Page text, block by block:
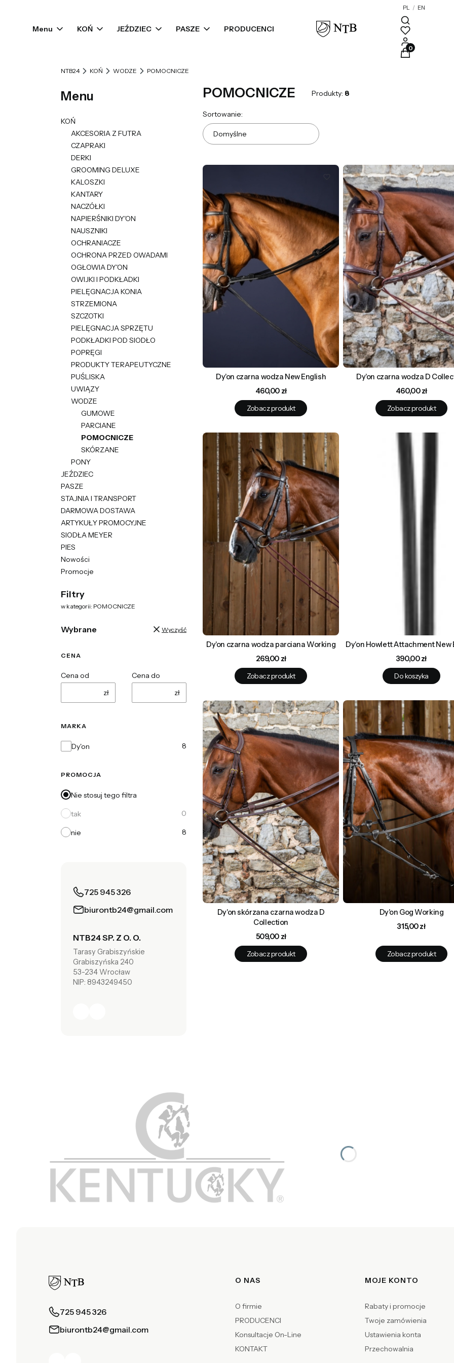
Menu KOŃ JEŹDZIEC PASZE PRODUCENCI
PL / EN
Produkty w
NTB24 KOŃ WODZE POMOCNICZE
Menu
KOŃ
AKCESORIA Z FUTRA
CZAPRAKI
DERKI
GROOMING DELUXE
KALOSZKI
KANTARY
NACZÓŁKI
NAPIERŚNIKI DY'ON
NAUSZNIKI
OCHRANIACZE
OCHRONA PRZED OWADAMI
OGŁOWIA DY'ON
OWIJKI I PODKŁADKI
PIELĘGNACJA KONIA
STRZEMIONA
SZCZOTKI
PIELĘGNACJA SPRZĘTU
PODKŁADKI POD SIODŁO
POPRĘGI
PRODUKTY TERAPEUTYCZNE
PUŚLISKA
UWIĄZY
WODZE
GUMOWE
PARCIANE
POMOCNICZE
SKÓRZANE
PONY
JEŹDZIEC
PASZE
STAJNIA I TRANSPORT
DARMOWA DOSTAWA
ARTYKUŁY PROMOCYJNE
SIODŁA MEYER
PIES
Nowości
Promocje
Filtry
w kategorii: POMOCNICZE
Wybrane Wyczyść
CENA
Cena od
zł
Cena do
zł
MARKA
Marka
Dy'on 8
PROMOCJA
Nie stosuj tego filtra
tak 0
nie 8
725 945 326
biurontb24@gmail.com
NTB24 SP. Z O. O.
Tarasy Grabiszyńskie
Grabiszyńska 240
53-234 Wrocław
NIP: 8943249450
POMOCNICZE Produkty: 8
Lista produktów
Sortowanie:
Domyślne
Dy'on czarna wodza New English
Cena
460,00 zł
Zobacz produkt
Dy'on czarna wodza D
Cena
460,00 zł
Zobacz produkt
Dy'on czarna wodza parciana Working
Cena
269,00 zł
Zobacz produkt
Dy'on Howlett Attachment New
Cena
390,00 zł
Do koszyka
Dy'on skórzana czarna wodza D
Collection
Cena
509,00 zł
Zobacz produkt
Dy'on Gog Working
Cena
315,00 zł
Zobacz produkt
725 945 326
biurontb24@gmail.com
Linki w stopce
O NAS
O firmie
PRODUCENCI
Konsultacje On-Line
KONTAKT
MOJE KONTO
Rabaty i promocje
Twoje zamówienia
Ustawienia konta
Przechowalnia